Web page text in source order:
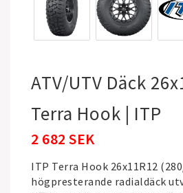
ATV/UTV Däck
Terra Hook | ITP
2 682 SEK
ITP Terra Hook 26x11R12
högpresterande radialdäck